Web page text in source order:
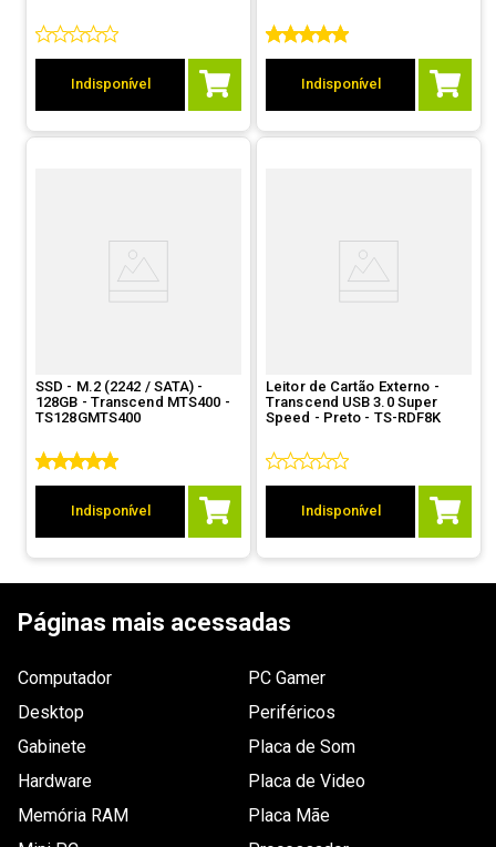
Indisponível Indisponível
SSD - M.2 (2242 / SATA) -
128GB - Transcend MTS400 -
TS128GMTS400
Indisponível
Leitor de Cartão Externo -
Transcend USB 3.0 Super
Speed - Preto - TS-RDF8K
Indisponível
Páginas mais acessadas
Computador
Desktop
Gabinete
Hardware
Memória RAM
PC Gamer
Periféricos
Placa de Som
Placa de Video
Placa Mãe